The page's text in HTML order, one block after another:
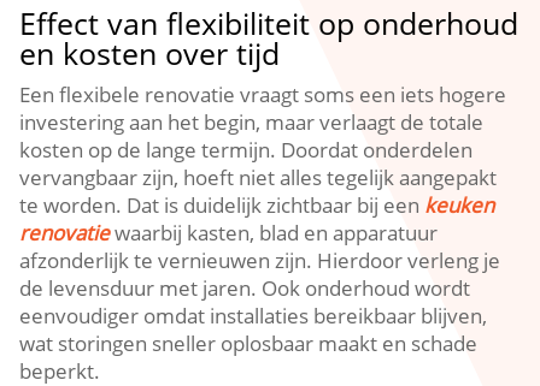
Effect van flexibiliteit op onderhoud
en kosten over tijd
Een flexibele renovatie vraagt soms een iets hogere
investering aan het begin, maar verlaagt de totale
kosten op de lange termijn.​ Doordat onderdelen
vervangbaar zijn, hoeft niet alles tegelijk aangepakt
te worden.​ Dat is duidelijk zichtbaar bij een keuken
renovatiewaarbij kasten, blad en apparatuur
afzonderlijk te vernieuwen zijn.​ Hierdoor verleng je
de levensduur met jaren.​ Ook onderhoud wordt
eenvoudiger omdat installaties bereikbaar blijven,
wat storingen sneller oplosbaar maakt en schade
beperkt.​